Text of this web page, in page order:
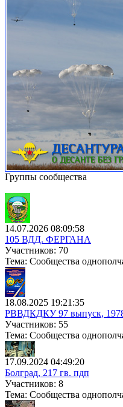
Группы сообщества
14.07.2026 08:09:58
105 ВДД. ФЕРГАНА
Участников: 70
Тема: Сообщества
18.08.2025 19:21:35
РВВДКДКУ 97 выпуск,
Участников: 55
Тема: Сообщества
17.09.2024 04:49:20
Болград, 217 гв. пдп
Участников: 8
Тема: Сообщества